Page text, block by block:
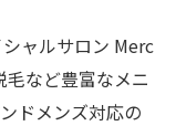
ャルサロン Merc
など豊富なメニ
ドメンズ対応の